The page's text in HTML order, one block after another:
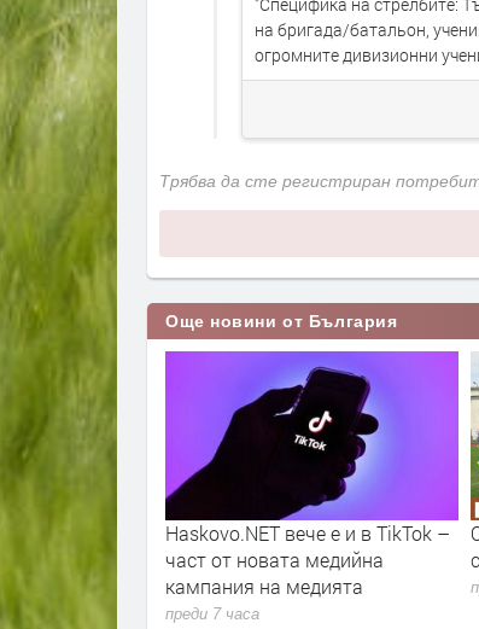
на бригада/батальон,
огромните дивизионни
Трябва да сте регистриран
Още новини от България
вече е и в TikTok –
медийна
на медията
ОФК „Хасково“ стартира
сезон с победа над „Гигант“
преди 7 часа